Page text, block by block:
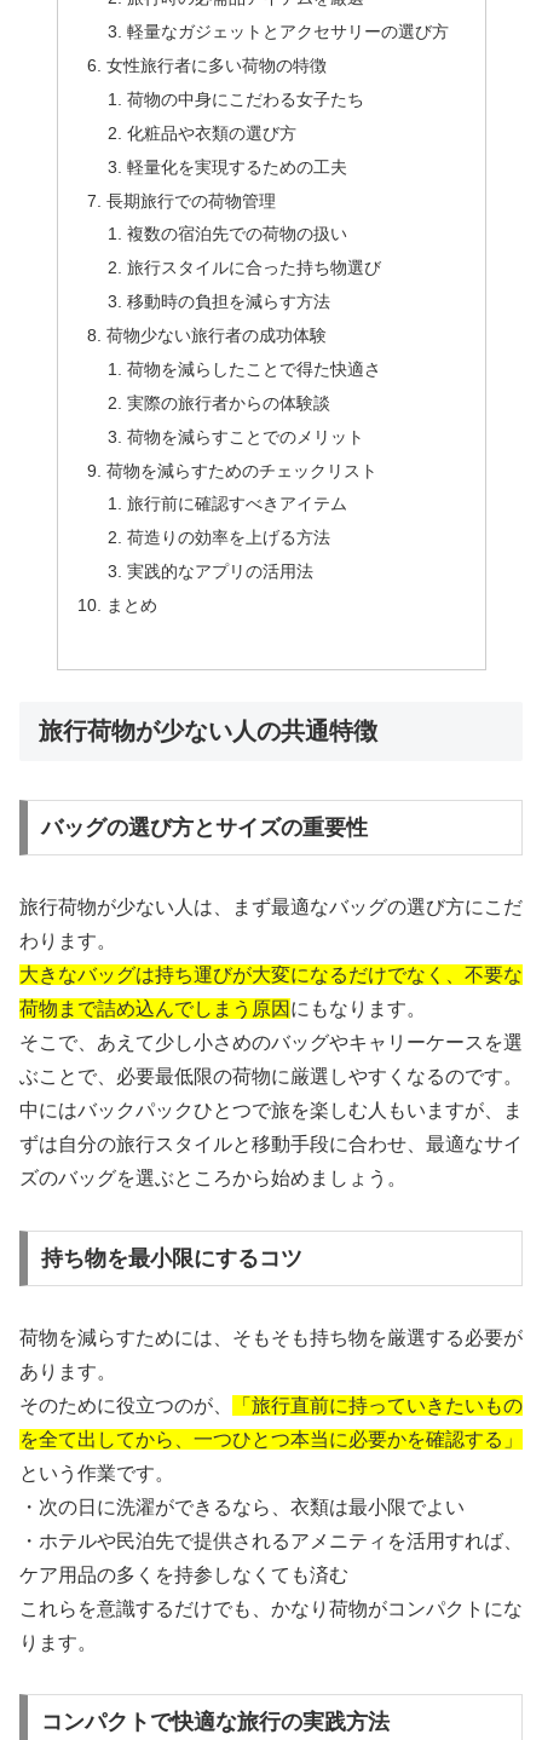
軽量なガジェットとアクセサリーの選び方
女性旅行者に多い荷物の特徴
荷物の中身にこだわる女子たち
化粧品や衣類の選び方
軽量化を実現するための工夫
長期旅行での荷物管理
複数の宿泊先での荷物の扱い
旅行スタイルに合った持ち物選び
移動時の負担を減らす方法
荷物少ない旅行者の成功体験
荷物を減らしたことで得た快適さ
実際の旅行者からの体験談
荷物を減らすことでのメリット
荷物を減らすためのチェックリスト
旅行前に確認すべきアイテム
荷造りの効率を上げる方法
実践的なアプリの活用法
まとめ
旅行荷物が少ない人の共通特徴
バッグの選び方とサイズの重要性
旅行荷物が少ない人は、まず最適なバッグの選び方にこだ
わります。
大きなバッグは持ち運びが大変になるだけでなく、不要な
荷物まで詰め込んでしまう原因 にもなります。
そこで、あえて少し小さめのバッグやキャリーケースを選
ぶことで、必要最低限の荷物に厳選しやすくなるのです。
中にはバックパックひとつで旅を楽しむ人もいますが、ま
ずは自分の旅行スタイルと移動手段に合わせ、最適なサイ
ズのバッグを選ぶところから始めましょう。
持ち物を最小限にするコツ
荷物を減らすためには、そもそも持ち物を厳選する必要が
あります。
そのために役立つのが、
「旅行直前に持っていきたいもの
を全て出してから、一つひとつ本当に必要かを確認する」
という作業です。
・次の日に洗濯ができるなら、衣類は最小限でよい
・ホテルや民泊先で提供されるアメニティを活用すれば、
ケア用品の多くを持参しなくても済む
これらを意識するだけでも、かなり荷物がコンパクトにな
ります。
コンパクトで快適な旅行の実践方法